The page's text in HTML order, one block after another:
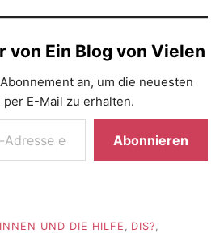
von Ein Blog von Vielen
an, um die neuesten
per E-Mail zu erhalten.
Abonnieren
UND DIE HILFE DIS?